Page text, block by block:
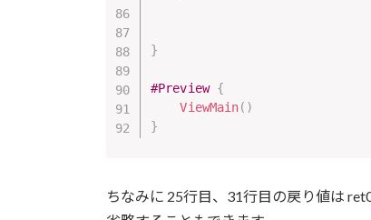
}
#Preview {
ViewMain( )
}
ちなみに 25行目、31行目の戻り値は